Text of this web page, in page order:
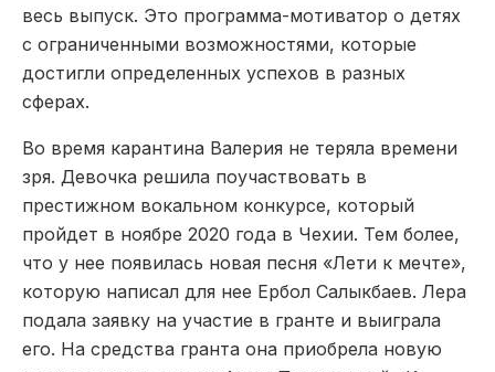
весь выпуск. Это программа-мотиватор о детях
с ограниченными возможностями, которые
достигли определенных успехов в разных
сферах.
Во время карантина Валерия не теряла времени
зря. Девочка решила поучаствовать в
престижном вокальном конкурсе, который
пройдет в ноябре 2020 года в Чехии. Тем более,
что у нее появилась новая песня «Лети к мечте»,
которую написал для нее Ербол Салыкбаев. Лера
подала заявку на участие в гранте и выиграла
его. На средства гранта она приобрела новую